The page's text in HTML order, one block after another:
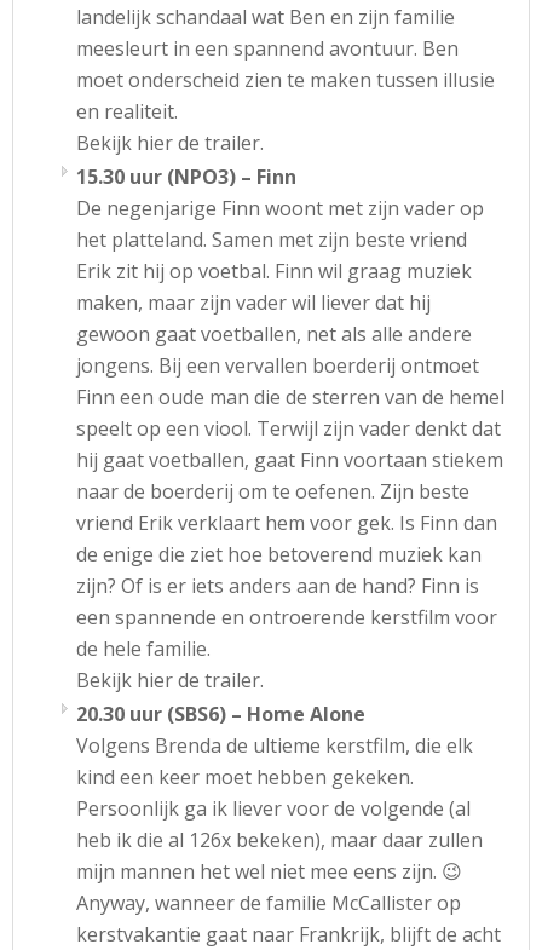
landelijk schandaal wat Ben en zijn familie
meesleurt in een spannend avontuur. Ben
moet onderscheid zien te maken tussen illusie
en realiteit.
Bekijk hier de trailer.
15.30 uur (NPO3) – Finn
De negenjarige Finn woont met zijn vader op
het platteland. Samen met zijn beste vriend
Erik zit hij op voetbal. Finn wil graag muziek
maken, maar zijn vader wil liever dat hij
gewoon gaat voetballen, net als alle andere
jongens. Bij een vervallen boerderij ontmoet
Finn een oude man die de sterren van de hemel
speelt op een viool. Terwijl zijn vader denkt dat
hij gaat voetballen, gaat Finn voortaan stiekem
naar de boerderij om te oefenen. Zijn beste
vriend Erik verklaart hem voor gek. Is Finn dan
de enige die ziet hoe betoverend muziek kan
zijn? Of is er iets anders aan de hand? Finn is
een spannende en ontroerende kerstfilm voor
de hele familie.
Bekijk hier de trailer.
20.30 uur (SBS6) – Home Alone
Volgens Brenda de ultieme kerstfilm, die elk
kind een keer moet hebben gekeken.
Persoonlijk ga ik liever voor de volgende (al
heb ik die al 126x bekeken), maar daar zullen
mijn mannen het wel niet mee eens zijn. 😉
Anyway, wanneer de familie McCallister op
kerstvakantie gaat naar Frankrijk, blijft de acht